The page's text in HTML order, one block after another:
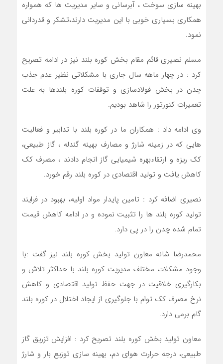
بهینه سازی سوخت ، آبرسانی و سایر مدیریت ها که همواره
همکاری بسیاری خوبی با این مدیریت دارند،تشکر و قدردانی
نمود.
مسلم نصیری قائم مقام بخش کوره بلند نیز در ادامه تصریح
کرد : در چهار ماهه سال جاری با مشکلاتی نظیر عدم جذب
چدن در بخش فولادسازی و توقفات کوره بلندها به علت
تعمیرات کنورتور را شاهد بودیم.
وی ادامه داد : همکاران ما در کوره بلند با تدابیر و فعالیت
هایی که در زمینه شارژ و مصارف بهینه گندله ، گاز طبیعی،
کک ریزه و ارتقاءبهره شیمیایی گاز انجام دادند ، مصرف کک
کاهش یافت و تولید اقتصادی در کوره بلند رقم خورد.
نصیری اضافه کرد : تامین پایدار مواد اولیه، بهبود در فرایند
تولید کوره بلند ها را تثبیت نموده و در ادامه کاهش قیمت
تمام شده چدن را در پی دارد.
محمدرضا شانه معاون تولید بخش کوره بلند نیز گفت :با
وجود مشکلات مختلف مدیریت کوره بلند با حداکثر تلاش و
بکارگیری خلاقیت در جهت حفظ تولید اقتصادی و کاهش
نرخ مصرف کک توام با جلوگیری از ایجاد اختلال در کوره بلند
گام برمی دارد.
معاون تولید بخش کوره بلند تصریح کرد : افزایش تزریق گاز
طبیعی، درجه حرارت هوای دم، بهینه سازی توزیع بار و شارژ